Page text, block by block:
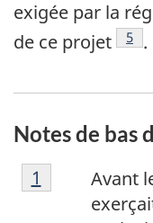
exigée par la
de ce projet
5 .
Notes de bas
N
o
Avant
Retour à la
1